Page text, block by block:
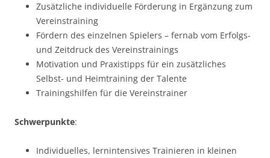
Zusätzliche individuelle Förderung in Ergänzung zum
Vereinstraining
Fördern des einzelnen Spielers – fernab vom Erfolgs-
und Zeitdruck des Vereinstrainings
Motivation und Praxistipps für ein zusätzliches
Selbst- und Heimtraining der Talente
Trainingshilfen für die Vereinstrainer
Schwerpunkte:
Individuelles, lernintensives Trainieren in kleinen